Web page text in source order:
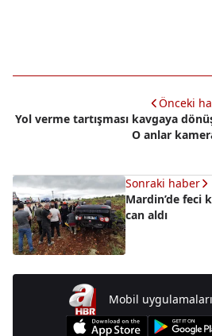
Önceki
Yol verme tartışması kavgaya
O anlar
Sonraki haber
Mardin’de feci
can aldı
Mobil